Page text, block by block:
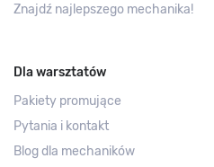
Znajdź najlepszego mechanika!
Dla warsztatów
Pakiety promujące
Pytania i kontakt
Blog dla mechaników